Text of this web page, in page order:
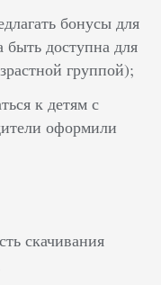
бонусы для
доступна для
группой);
к детям с
оформили
скачивания